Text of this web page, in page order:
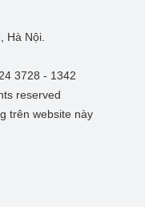
Hà Nội.
3728 - 1342
reserved
trên website này